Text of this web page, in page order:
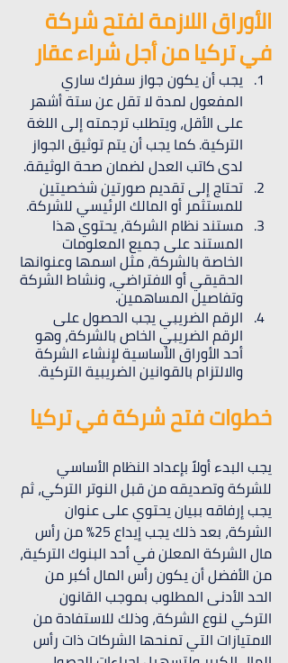
الأوراق اللازمة لفتح شركة
في تركيا من أجل شراء عقار
يجب أن يكون جواز سفرك ساري
المفعول لمدة لا تقل عن ستة أشهر
على الأقل، ويتطلب ترجمته إلى اللغة
التركية. كما يجب أن يتم توثيق الجواز
لدى كاتب العدل لضمان صحة الوثيقة.
تحتاج إلى تقديم صورتين شخصيتين
للمستثمر أو المالك الرئيسي للشركة.
مستند نظام الشركة، يحتوي هذا
المستند على جميع المعلومات
الخاصة بالشركة، مثل اسمها وعنوانها
الحقيقي أو الافتراضي، ونشاط الشركة
وتفاصيل المساهمين.
الرقم الضريبي يجب الحصول على
الرقم الضريبي الخاص بالشركة، وهو
أحد الأوراق الأساسية لإنشاء الشركة
والالتزام بالقوانين الضريبية التركية.
خطوات فتح شركة في تركيا
يجب البدء أولاً بإعداد النظام الأساسي
للشركة وتصديقه من قبل النوتر التركي، ثم
يجب إرفاقه ببيان يحتوي على عنوان
الشركة، بعد ذلك يجب إيداع 25% من رأس
مال الشركة المعلن في أحد البنوك التركية،
من الأفضل أن يكون رأس المال أكبر من
الحد الأدنى المطلوب بموجب القانون
التركي لنوع الشركة، وذلك للاستفادة من
الامتيازات التي تمنحها الشركات ذات رأس